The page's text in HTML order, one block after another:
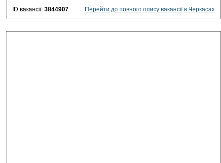
ID вакансії: 3844907 Перейти до повного опису вакансії в Черкасах